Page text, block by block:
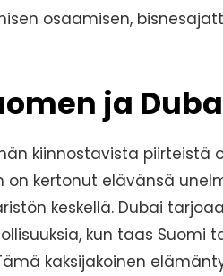
osaamisen,
ja
kiinnostavista piirteistä
on kertonut elävänsä
keskellä. Dubai
kun taas Suomi
kaksijakoinen